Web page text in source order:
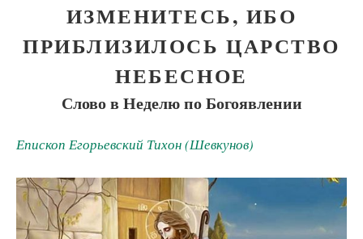
ИЗМЕНИТЕСЬ, ИБО
ПРИБЛИЗИЛОСЬ ЦАРСТВО
НЕБЕСНОЕ
Слово в Неделю по Богоявлении
Епископ Егорьевский Тихон (Шевкунов)